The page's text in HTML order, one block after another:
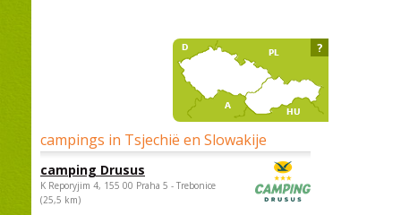
campings in Tsjechië en Slowakije
camping Drusus
K Reporyjim 4, 155 00 Praha 5 - Trebonice
(25,5 km)
?